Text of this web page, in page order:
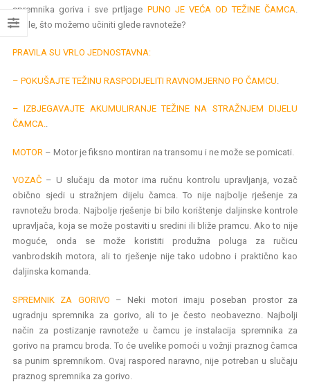
spremnika goriva i sve prtljage PUNO JE VEĆA OD TEŽINE ČAMCA
Dakle, što možemo učiniti glede ravnoteže?
PRAVILA SU VRLO JEDNOSTAVNA:
– POKUŠAJTE TEŽINU RASPODIJELITI RAVNOMJERNO PO ČAMCU
– IZBJEGAVAJTE AKUMULIRANJE TEŽINE NA STRAŽNJEM DIJELU
ČAMCA..
MOTOR – Motor je fiksno montiran na transomu i ne može se pomicati.
VOZAČ– U slučaju da motor ima ručnu kontrolu upravljanja, vozač
obično sjedi u stražnjem dijelu čamca. To nije najbolje rješenje za
ravnotežu broda. Najbolje rješenje bi bilo korištenje daljinske kontrole
upravljača, koja se može postaviti u sredini ili bliže pramcu. Ako to nije
moguće, onda se može koristiti produžna poluga za ručicu
vanbrodskih motora, ali to rješenje nije tako udobno i praktično kao
daljinska komanda.
SPREMNIK ZA GORIVO – Neki motori imaju poseban prostor za
ugradnju spremnika za gorivo, ali to je često neobavezno. Najbolji
način za postizanje ravnoteže u čamcu je instalacija spremnika za
gorivo na pramcu broda. To će uvelike pomoći u vožnji praznog čamca
sa punim spremnikom. Ovaj raspored naravno, nije potreban u slučaju
praznog spremnika za gorivo.